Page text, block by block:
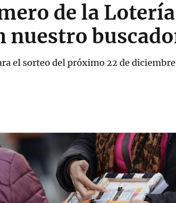
de la
nuestro
el sorteo del próximo 22 de diciembre